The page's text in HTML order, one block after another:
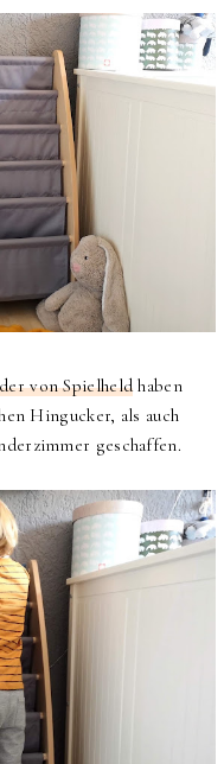
von Spielheld haben
Hingucker, als auch
geschaffen.